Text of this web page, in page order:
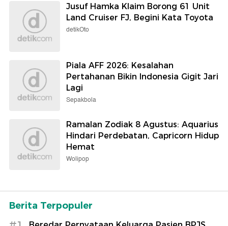
Jusuf Hamka Klaim Borong 61 Unit
Land Cruiser FJ, Begini Kata Toyota
detikOto
Piala AFF 2026: Kesalahan
Pertahanan Bikin Indonesia Gigit Jari
Lagi
Sepakbola
Ramalan Zodiak 8 Agustus: Aquarius
Hindari Perdebatan, Capricorn Hidup
Hemat
Wolipop
Berita Terpopuler